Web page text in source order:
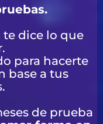
te dice lo que
para hacerte
base a tus
de prueba